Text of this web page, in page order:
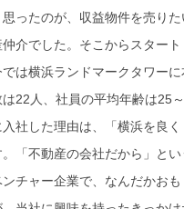
ったのが、収益物件を売り
介でした。そこからスター
は横浜ランドマークタワーに
22人、社員の平均年齢は25
社した理由は、「横浜を良
。「不動産の会社だから」と
チャー企業で、なんだかお